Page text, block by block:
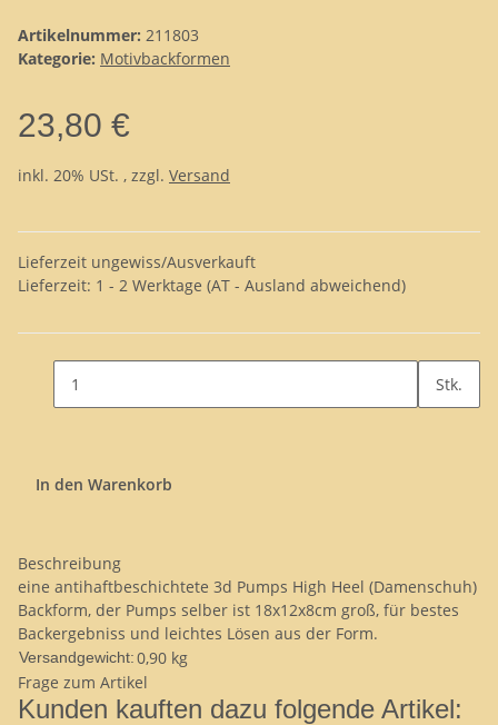
Artikelnummer: 211803
Kategorie: Motivbackformen
23,80 €
inkl. 20% USt. , zzgl. Versand
Lieferzeit ungewiss/Ausverkauft
Lieferzeit: 1 - 2 Werktage (AT - Ausland abweichend)
Stk.
In den Warenkorb
Beschreibung
eine antihaftbeschichtete 3d Pumps High Heel (Damenschuh)
Backform, der Pumps selber ist 18x12x8cm groß, für bestes
Backergebniss und leichtes Lösen aus der Form.
Versandgewicht:0,90 kg
Frage zum Artikel
Kunden kauften dazu folgende Artikel: